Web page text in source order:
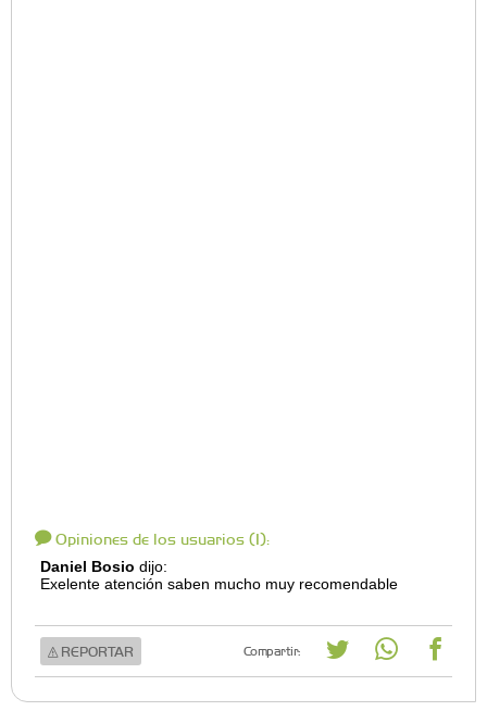
Opiniones de los usuarios (1):
Daniel Bosiodijo:
Exelente atención saben mucho muy recomendable
REPORTAR Compartir: